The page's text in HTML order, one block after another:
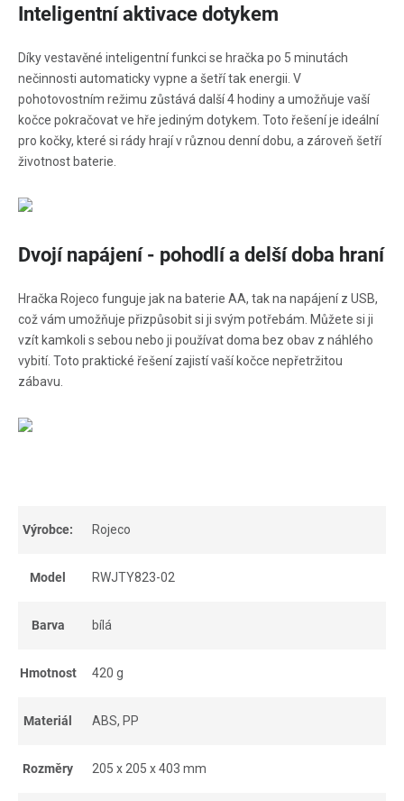
Inteligentní aktivace dotykem
Díky vestavěné inteligentní funkci se hračka po 5 minutách
nečinnosti automaticky vypne a šetří tak energii. V
pohotovostním režimu zůstává další 4 hodiny a umožňuje vaší
kočce pokračovat ve hře jediným dotykem. Toto řešení je ideální
pro kočky, které si rády hrají v různou denní dobu, a zároveň šetří
životnost baterie.
Dvojí napájení - pohodlí a delší doba hraní
Hračka Rojeco funguje jak na baterie AA, tak na napájení z USB,
což vám umožňuje přizpůsobit si ji svým potřebám. Můžete si ji
vzít kamkoli s sebou nebo ji používat doma bez obav z náhlého
vybití. Toto praktické řešení zajistí vaší kočce nepřetržitou
zábavu.
Výrobce: Rojeco
Model RWJTY823-02
Barva bílá
Hmotnost 420 g
Materiál ABS, PP
Rozměry 205 x 205 x 403 mm